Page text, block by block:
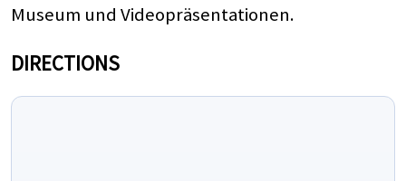
Museum und Videopräsentationen.
DIRECTIONS